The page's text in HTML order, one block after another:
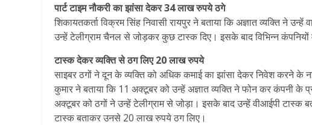
पार्ट टाइम नौकरी का झांसा देकर 34 लाख रुपये ठगे
शिकायतकर्ता विक्रम सिंह निवासी रायपुर ने बताया कि अज्ञात व्यक्ति ने
उन्हें टेलीग्राम चैनल से जोड़कर कुछ टास्क दिए। इसके बाद विभिन्न
टास्क देकर व्यक्ति से ठग लिए 20 लाख रुपये
साइबर ठगों ने दून के व्यक्ति को अधिक कमाई का झांसा देकर निवेश करने के
कुमार ने बताया कि 11 अक्टूबर को उन्हें अज्ञात व्यक्ति ने फोन कर कंपनी के
अक्टूबर को ठगों ने उन्हें टेलीग्राम से जोड़ा। इसके बाद उन्हें वीआईपी
टास्क बताकर उनसे 20 लाख रुपये ठग लिए।